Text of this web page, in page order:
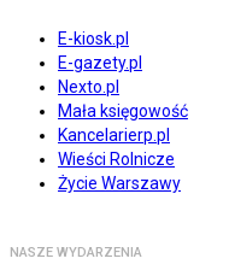
E-kiosk.pl
E-gazety.pl
Nexto.pl
Mała księgowość
Kancelarierp.pl
Wieści Rolnicze
Życie Warszawy
NASZE WYDARZENIA